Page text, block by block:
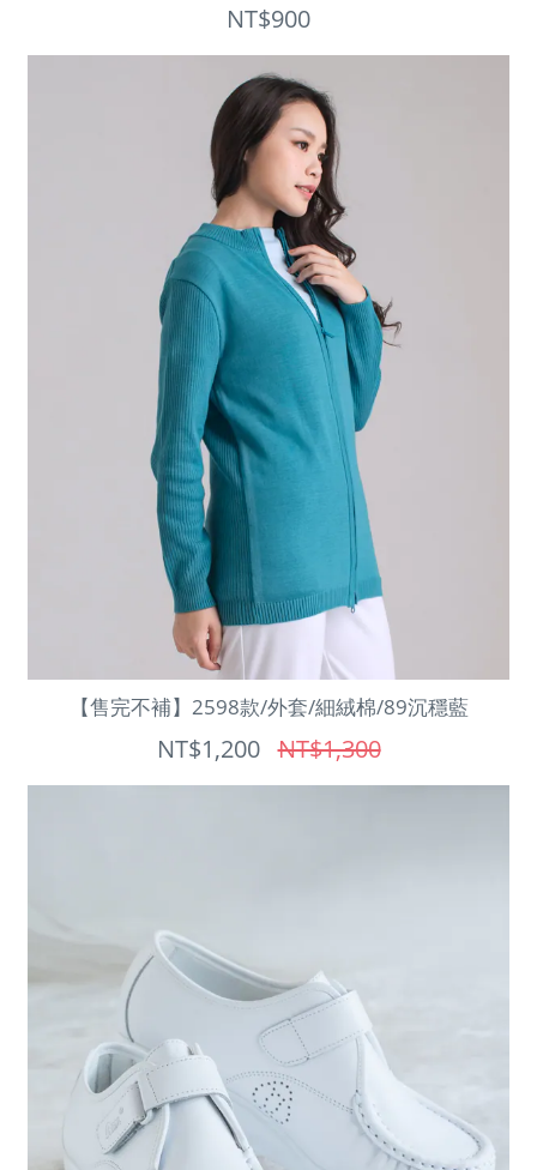
NT$900
【售完不補】2598款/外套/細絨棉/89沉穩藍
NT$1,200NT$1,300